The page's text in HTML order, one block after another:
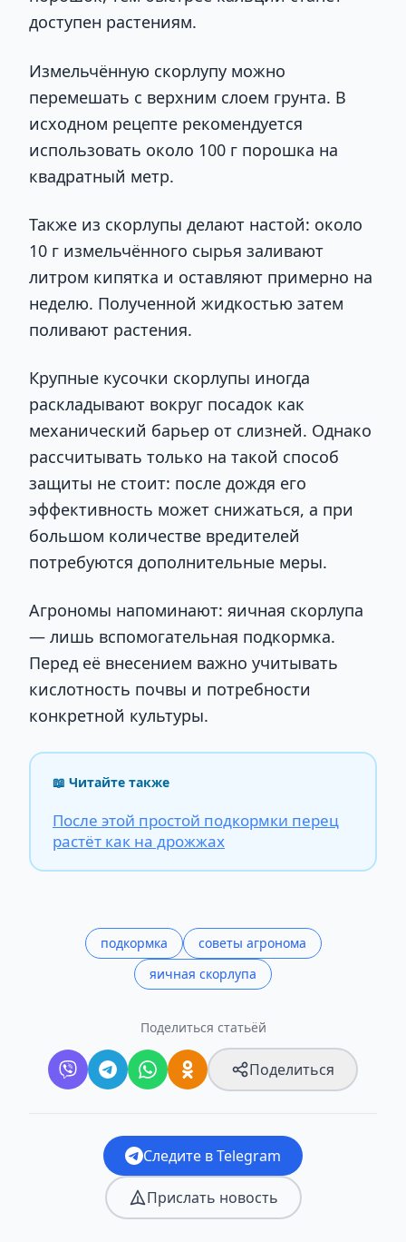
доступен растениям.
Измельчённую скорлупу можно
перемешать с верхним слоем грунта. В
исходном рецепте рекомендуется
использовать около 100 г порошка на
квадратный метр.
Также из скорлупы делают настой: около
10 г измельчённого сырья заливают
литром кипятка и оставляют примерно на
неделю. Полученной жидкостью затем
поливают растения.
Крупные кусочки скорлупы иногда
раскладывают вокруг посадок как
механический барьер от слизней. Однако
рассчитывать только на такой способ
защиты не стоит: после дождя его
эффективность может снижаться, а при
большом количестве вредителей
потребуются дополнительные меры.
Агрономы напоминают: яичная скорлупа
— лишь вспомогательная подкормка.
Перед её внесением важно учитывать
кислотность почвы и потребности
конкретной культуры.
📖 Читайте также
После этой простой подкормки перец
растёт как на дрожжах
подкормка
советы агронома
яичная скорлупа
Поделиться статьёй
Поделиться
Следите в Telegram
Прислать новость